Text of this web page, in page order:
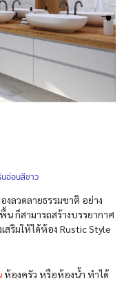
นอ่อนสีขาว
งลวดลายธรรมชาติ อย่าง
ก็สามารถสร้างบรรยากาศ
สริมให้ได้ห้อง Rustic Style
ห้องครัว หรือห้องน้ำ ทำได้